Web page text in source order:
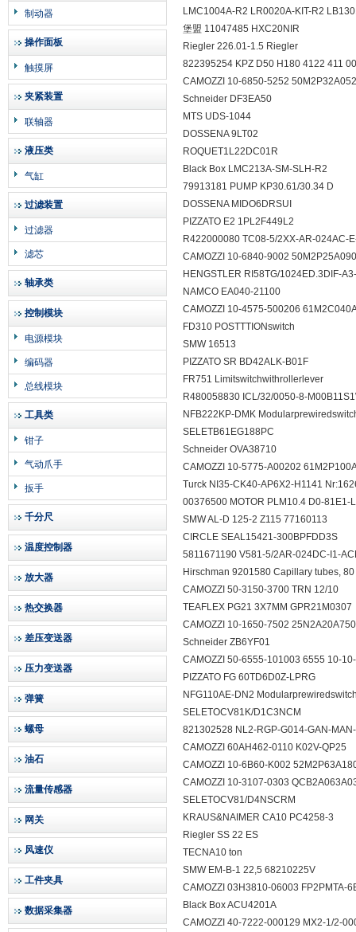
制动器
操作面板
触摸屏
夹紧装置
联轴器
液压类
气缸
过滤装置
过滤器
滤芯
轴承类
控制模块
电源模块
编码器
总线模块
工具类
钳子
气动爪手
扳手
千分尺
温度控制器
放大器
热交换器
差压变送器
压力变送器
弹簧
螺母
油石
流量传感器
网关
风速仪
工件夹具
数据采集器
LMC1004A-R2 LR0020A-KIT-R2
堡盟 11047485 HXC20NIR
Riegler 226.01-1.5 Riegler
822395254 KPZ D50 H180 4122 411
CAMOZZI 10-6850-5252
Schneider DF3EA50
MTS UDS-1044
DOSSENA 9LT02
ROQUET1L22DC01R
Black Box LMC213A-SM-SLH-R2
79913181 PUMP KP30.61/30.34 D
DOSSENA MIDO6DRSUI
PIZZATO E2 1PL2F449L2
R422000080 TC08-5/2XX-AR-
CAMOZZI 10-6840-9002
HENGSTLER RI58TG/1024ED.3DIF-
NAMCO EA040-21100
CAMOZZI 10-4575-500206
FD310 POSTTTIONswitch
SMW 16513
PIZZATO SR BD42ALK-B01F
FR751 Limitswitchwithrollerlever
R480058830 ICL/32/0050-8-
NFB222KP-DMK
SELETB61EG188PC
Schneider OVA38710
CAMOZZI 10-5775-A00202
Turck NI35-CK40-AP6X2-H1141
00376500 MOTOR PLM10.4 D0-
SMW AL-D 125-2 Z115 77160113
CIRCLE SEAL15421-300BPFDD3S
5811671190 V581-5/2AR-024DC-I1-
Hirschman 9201580 Capillary tubes,
CAMOZZI 50-3150-3700 TRN 12/10
TEAFLEX PG21 3X7MM
CAMOZZI 10-1650-7502
Schneider ZB6YF01
CAMOZZI 50-6555-101003 6555 10-
PIZZATO FG 60TD6D0Z-LPRG
NFG110AE-DN2
SELETOCV81K/D1C3NCM
821302528 NL2-RGP-G014-GAN-
CAMOZZI 60AH462-0110 K02V-QP25
CAMOZZI 10-6B60-K002
CAMOZZI 10-3107-0303
SELETOCV81/D4NSCRM
KRAUS&NAIMER CA10 PC4258-3
Riegler SS 22 ES
TECNA10 ton
SMW EM-B-1 22,5 68210225V
CAMOZZI 03H3810-06003
Black Box ACU4201A
CAMOZZI 40-7222-000129 MX2-1/2-